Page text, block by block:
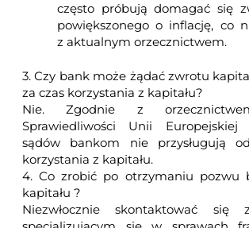
często próbują domagać się
powiększonego o inflację, co
z aktualnym orzecznictwem.
3. Czy bank może żądać zwrotu
za czas korzystania z kapitału?
Nie. Zgodnie z
Sprawiedliwości Unii Europejskiej
sądów bankom nie przysługują
korzystania z kapitału.
4. Co zrobić po otrzymaniu pozwu
kapitału ?
Niezwłocznie skontaktować się